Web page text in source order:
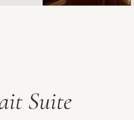
Suite